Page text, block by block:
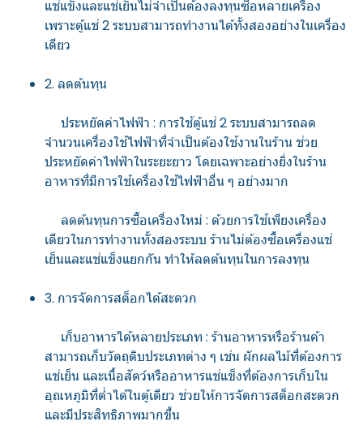
แช่แข็งและแช่เย็นไม่จำเป็นต้องลงทุนซื้อหลายเครื่อง
เพราะตู้แช่ 2 ระบบสามารถทำงานได้ทั้งสองอย่างในเครื่อง
เดียว
2. ลดต้นทุน
ประหยัดค่าไฟฟ้า : การใช้ตู้แช่ 2 ระบบสามารถลด
จำนวนเครื่องใช้ไฟฟ้าที่จำเป็นต้องใช้งานในร้าน ช่วย
ประหยัดค่าไฟฟ้าในระยะยาว โดยเฉพาะอย่างยิ่งในร้าน
อาหารที่มีการใช้เครื่องใช้ไฟฟ้าอื่น ๆ อย่างมาก
ลดต้นทุนการซื้อเครื่องใหม่ : ด้วยการใช้เพียงเครื่อง
เดียวในการทำงานทั้งสองระบบ ร้านไม่ต้องซื้อเครื่องแช่
เย็นและแช่แข็งแยกกัน ทำให้ลดต้นทุนในการลงทุน
3. การจัดการสต็อกได้สะดวก
เก็บอาหารได้หลายประเภท : ร้านอาหารหรือร้านค้า
สามารถเก็บวัตถุดิบประเภทต่าง ๆ เช่น ผักผลไม้ที่ต้องการ
แช่เย็น และเนื้อสัตว์หรืออาหารแช่แข็งที่ต้องการเก็บใน
อุณหภูมิที่ต่ำได้ในตู้เดียว ช่วยให้การจัดการสต็อกสะดวก
และมีประสิทธิภาพมากขึ้น